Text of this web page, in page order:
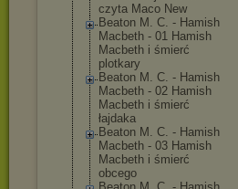
czyta Maco New
Beaton M. C. - Hamish
Macbeth - 01 Hamish
Macbeth i śmierć
plotkary
Beaton M. C. - Hamish
Macbeth - 02 Hamish
Macbeth i śmierć
łajdaka
Beaton M. C. - Hamish
Macbeth - 03 Hamish
Macbeth i śmierć
obcego